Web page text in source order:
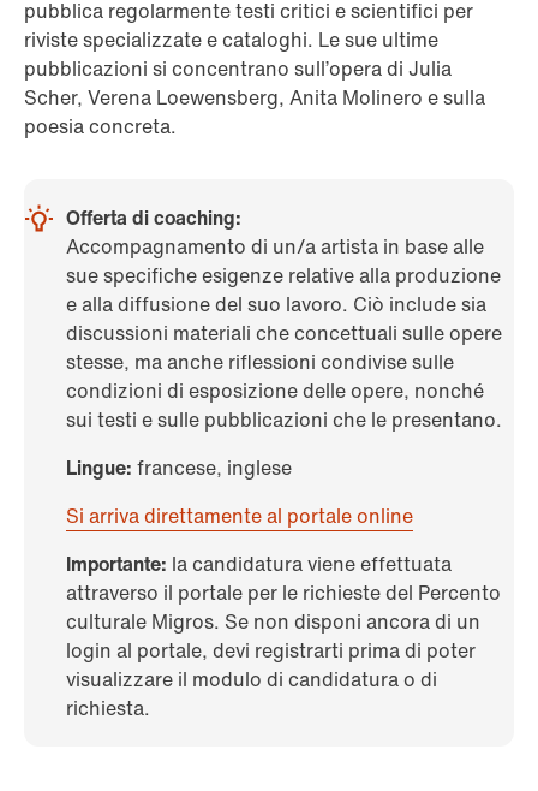
pubblica regolarmente testi critici e scientifici per
riviste specializzate e cataloghi. Le sue ultime
pubblicazioni si concentrano sull’opera di Julia
Scher, Verena Loewensberg, Anita Molinero e sulla
poesia concreta.
Offerta di coaching:
Accompagnamento di un/a artista in base alle
sue specifiche esigenze relative alla produzione
e alla diffusione del suo lavoro. Ciò include sia
discussioni materiali che concettuali sulle opere
stesse, ma anche riflessioni condivise sulle
condizioni di esposizione delle opere, nonché
sui testi e sulle pubblicazioni che le presentano.
Lingue: francese, inglese
Si arriva direttamente al portale online
Importante: la candidatura viene effettuata
attraverso il portale per le richieste del Percento
culturale Migros. Se non disponi ancora di un
login al portale, devi registrarti prima di poter
visualizzare il modulo di candidatura o di
richiesta.